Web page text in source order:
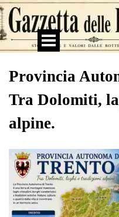
Vai ai contenuti
Salta menù
Provincia
Tra Dolomiti,
alpine.